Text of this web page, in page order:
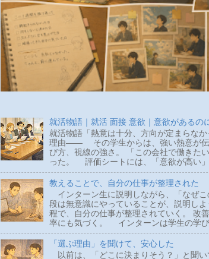
就活物語｜就活 面接 意欲｜意欲があるの
就活物語「熱意は十分、方向が定まらな
理由―― その学生からは、強い熱意が伝
び方、視線の強さ。 「この会社で働きた
った。 評価シートには、「意欲が高い」
教えることで、自分の仕事が整理された
インターン生に説明しながら、「なぜ
段は無意識にやっていることが、説明し
程で、自分の仕事が整理されていく。 改
率にも気づく。 インターンは学生の学び
「選ぶ理由」を聞けて、安心した
以前は、「どこに決まりそう？」と聞